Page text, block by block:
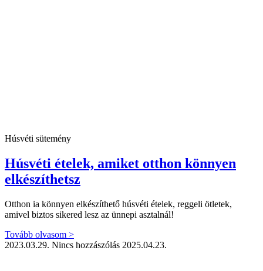
Húsvéti sütemény
Húsvéti ételek, amiket otthon könnyen
elkészíthetsz
Otthon ia könnyen elkészíthető húsvéti ételek, reggeli ötletek,
amivel biztos sikered lesz az ünnepi asztalnál!
Tovább olvasom >
2023.03.29. Nincs hozzászólás 2025.04.23.